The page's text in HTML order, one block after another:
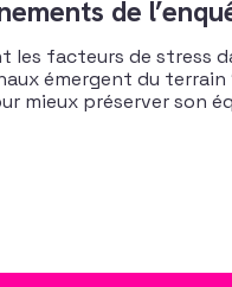
de
les facteurs de stress
émergent du
mieux préserver son